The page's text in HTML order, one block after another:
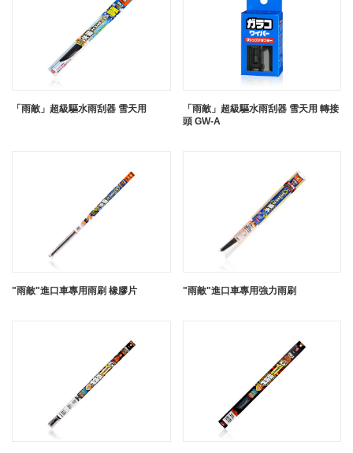
「雨敵」超級驅水雨刮器 雪天用
「雨敵」超級驅水雨刮器 雪天用 轉接
頭 GW-A
"雨敵"進口車專用雨刷 橡膠片 "雨敵"進口車專用強力雨刷